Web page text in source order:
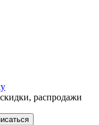
распродажи